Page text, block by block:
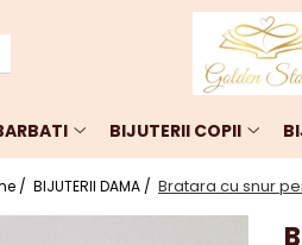
BIJUTERII COPII
/ BIJUTERII DAMA / Bratara cu snur